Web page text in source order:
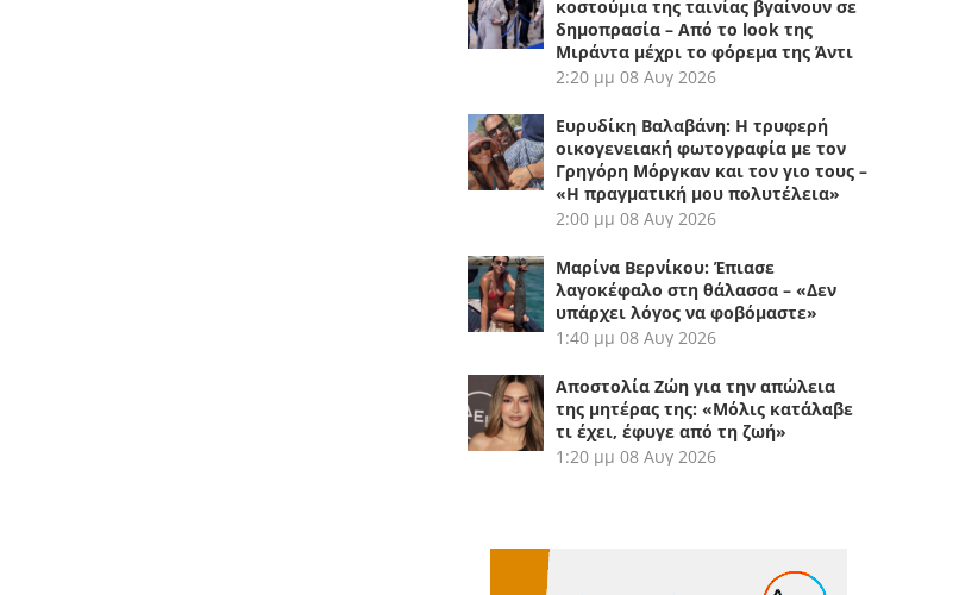
κοστούμια της ταινίας βγαίνουν σε
δημοπρασία – Από το look της
Μιράντα μέχρι το φόρεμα της Άντι
2:20 μμ 08 Αυγ 2026
Ευρυδίκη Βαλαβάνη: Η τρυφερή
οικογενειακή φωτογραφία με τον
Γρηγόρη Μόργκαν και τον γιο τους –
«Η πραγματική μου πολυτέλεια»
2:00 μμ 08 Αυγ 2026
Μαρίνα Βερνίκου: Έπιασε
λαγοκέφαλο στη θάλασσα – «Δεν
υπάρχει λόγος να φοβόμαστε»
1:40 μμ 08 Αυγ 2026
Αποστολία Ζώη για την απώλεια
της μητέρας της: «Μόλις κατάλαβε
τι έχει, έφυγε από τη ζωή»
1:20 μμ 08 Αυγ 2026